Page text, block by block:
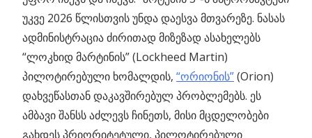
უკვე 2026 წლისთვის უნდა დაესვა მთვარეზე. ნასას
ადმინისტრაცია ძირითად მიზეზად ასახელებს
“ლოკხიდ მარტინის” (Lockheed Martin)
პილოტირებული ხომალდის, “ორიონის”(Orion)
დახვეწასთან დაკავშირებულ პრობლემებს. ეს
ამბავი შანსს აძლევს ჩინეთს, მისი მცდელობები
გახდეს პრიორიტეტული, პილოტირებული